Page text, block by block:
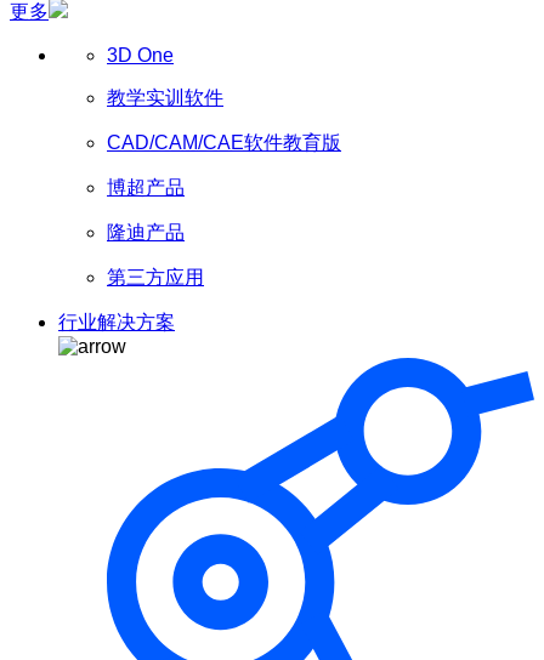
更多
3D One
教学实训软件
CAD/CAM/CAE软件教育版
博超产品
隆迪产品
第三方应用
行业解决方案